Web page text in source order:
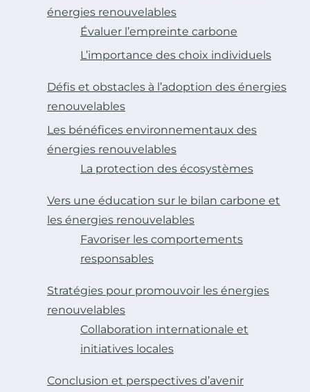
énergies renouvelables
Évaluer l’empreinte carbone
L’importance des choix individuels
Défis et obstacles à l’adoption des énergies
renouvelables
Les bénéfices environnementaux des
énergies renouvelables
La protection des écosystèmes
Vers une éducation sur le bilan carbone et
les énergies renouvelables
Favoriser les comportements
responsables
Stratégies pour promouvoir les énergies
renouvelables
Collaboration internationale et
initiatives locales
Conclusion et perspectives d’avenir